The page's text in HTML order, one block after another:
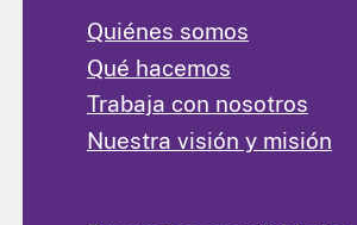
Quiénes somos
Qué hacemos
Trabaja con nosotros
Nuestra visión y misión